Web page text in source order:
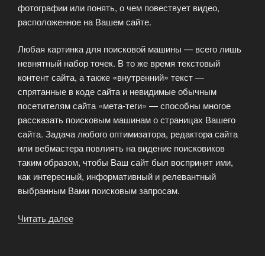
фотографии или понять, о чем повествует видео,
расположенное на Вашем сайте.
Любая картинка для поисковой машины — всего лишь
невнятный набор точек. В то же время текстовый
контент сайта, а также «внутренний» текст —
спрятанные в коде сайта и невидимые обычным
посетителям сайта «мета-теги» — способны многое
рассказать поисковым машинам о страницах Вашего
сайта. Задача любого оптимизатора, редактора сайта
или вебмастера повлиять на видение поисковиков
таким образом, чтобы Ваш сайт был воспринят ими,
как интересный, информативный и релевантный
выбранным Вами поисковым запросам.
Читать далее